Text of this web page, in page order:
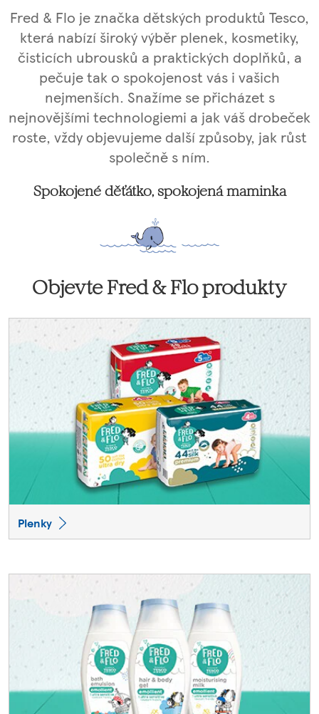
Fred & Flo je značka dětských produktů Tesco,
která nabízí široký výběr plenek, kosmetiky,
čisticích ubrousků a praktických doplňků, a
pečuje tak o spokojenost vás i vašich
nejmenších. Snažíme se přicházet s
nejnovějšími technologiemi a jak váš drobeček
roste, vždy objevujeme další způsoby, jak růst
společně s ním.
Spokojené děťátko, spokojená maminka
Objevte Fred & Flo produkty
Plenky